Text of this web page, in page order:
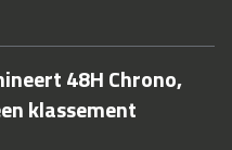
48H Chrono,
klassement